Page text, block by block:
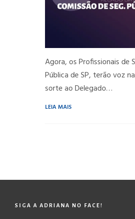
Agora, os Profissionais de
Pública de SP, terão voz
sorte ao Delegado…
LEIA MAIS
SIGA A ADRIANA NO FACE!